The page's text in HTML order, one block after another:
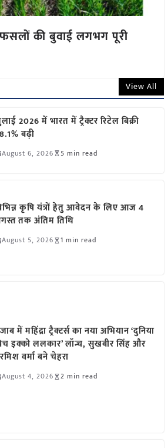
की बुवाई लगभग पूरी
View All
2026 में भारत में ट्रैक्टर रिटेल बिक्री
बढ़ी
August 6, 2026 5 min read
कृषि यंत्रों हेतु आवेदन के लिए आज 4
तक अंतिम तिथि
August 5, 2026 1 min read
में महिंद्रा ट्रैक्टर्स का नया अभियान ‘दुनिया
इक्को ललकार’ लॉन्च, सुखबीर सिंह और
वर्मा बने चेहरा
August 4, 2026 2 min read